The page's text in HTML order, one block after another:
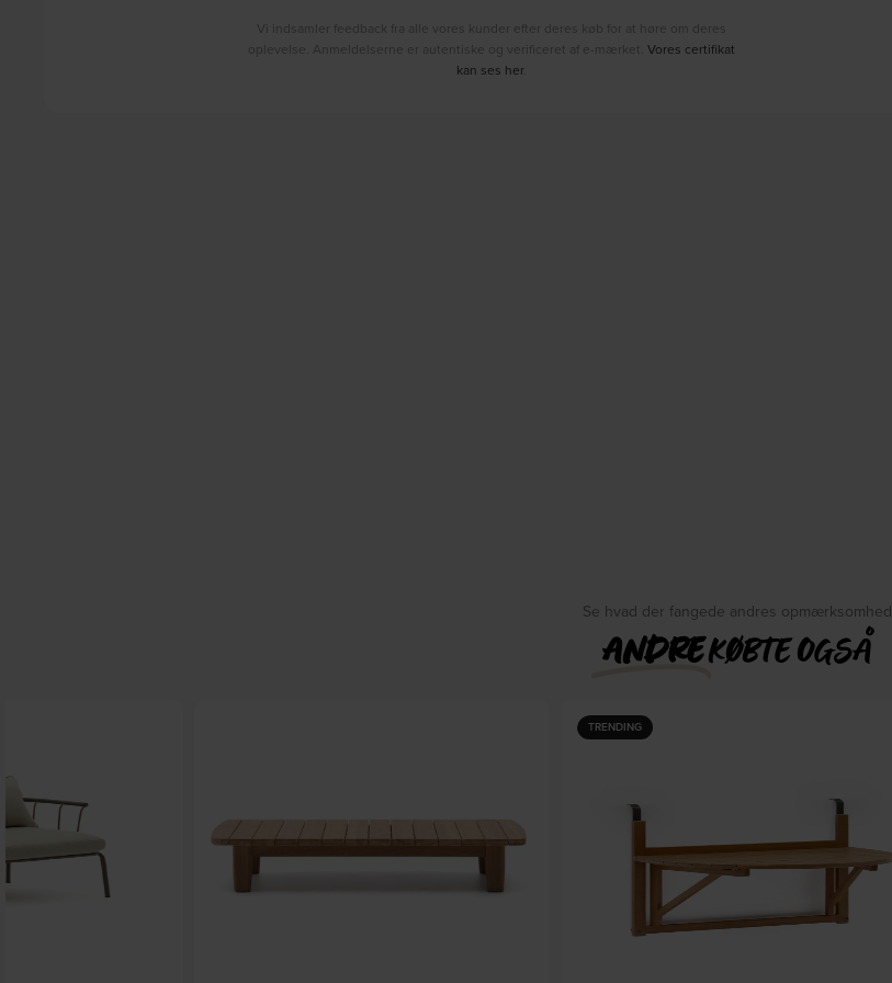
Vi indsamler feedback fra alle vores kunder efter deres køb for at høre om deres
oplevelse. Anmeldelserne er autentiske og verificeret af e-mærket. Vores certifikat
kan ses her.
Se hvad der fangede andres opmærksomhed
ANDREKØBTE OGSÅ
TRENDING